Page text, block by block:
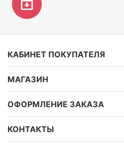
КАБИНЕТ ПОКУПАТЕЛЯ
МАГАЗИН
ОФОРМЛЕНИЕ ЗАКАЗА
КОНТАКТЫ